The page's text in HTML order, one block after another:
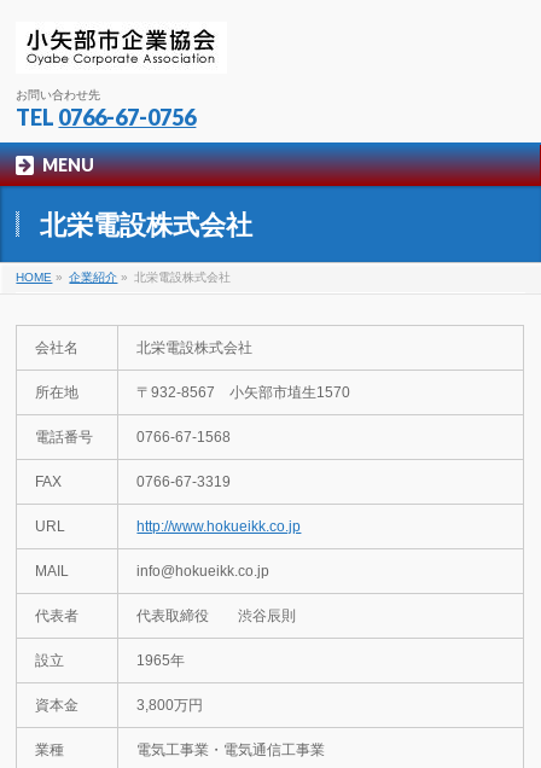
お問い合わせ先
TEL 0766-67-0756
MENU
北栄電設株式会社
HOME » 企業紹介 » 北栄電設株式会社
会社名 北栄電設株式会社
所在地 〒932-8567 小矢部市埴生1570
電話番号 0766-67-1568
FAX 0766-67-3319
URL http://www.hokueikk.co.jp
MAIL info@hokueikk.co.jp
代表者 代表取締役 渋谷辰則
設立 1965年
資本金 3,800万円
業種 電気工事業・電気通信工事業